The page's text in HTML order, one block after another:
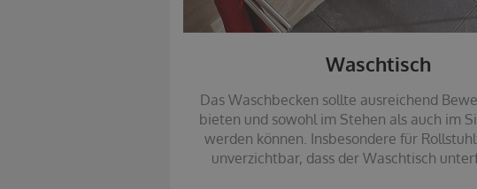
Waschtisch
Das Waschbecken sollte ausreichend
bieten und sowohl im Stehen als auch im
werden können. Insbesondere für
unverzichtbar, dass der Waschtisch